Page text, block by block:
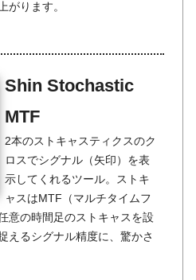
がります。
Shin Stochastic
MTF
2本のストキャスティクスのク
ロスでシグナル（矢印）を表
示してくれるツール。ストキ
ャスはMTF（マルチタイムフ
意の時間足のストキャスを設
えるシグナル精度に、驚かさ